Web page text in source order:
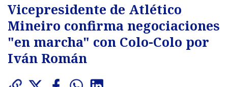
Vicepresidente de Atlético
Mineiro confirma negociaciones
"en marcha" con Colo-Colo por
Iván Román